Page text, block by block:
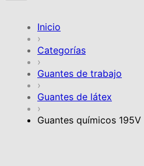
Inicio
›
Categorías
›
Guantes de trabajo
›
Guantes de látex
›
Guantes químicos 195V